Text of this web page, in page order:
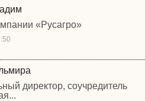
«Русагро»
директор, соучредитель